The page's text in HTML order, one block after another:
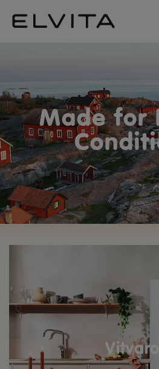
Made for
Vitvaror